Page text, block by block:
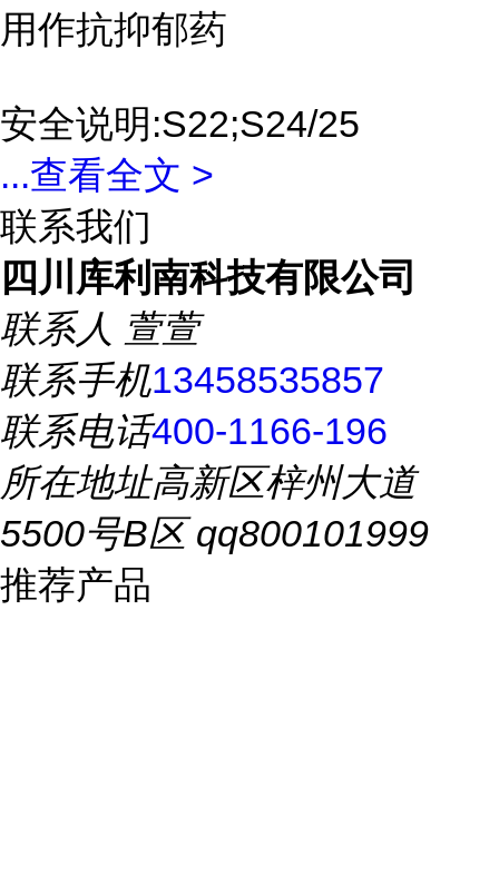
用作抗抑郁药
安全说明:S22;S24/25
...查看全文 >
联系我们
四川库利南科技有限公司
联系人 萱萱
联系手机13458535857
联系电话400-1166-196
所在地址高新区梓州大道
5500号B区 qq800101999
推荐产品